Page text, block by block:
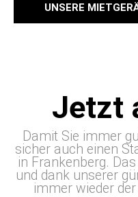
UNSERE
Jetzt
Damit Sie immer
sicher auch einen
in Frankenberg.
und dank unserer
immer wieder